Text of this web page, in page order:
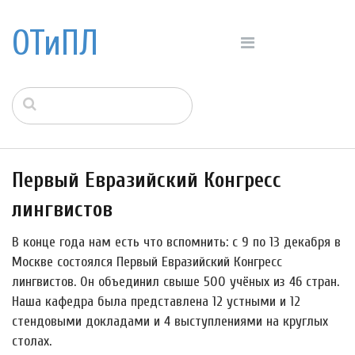
ОТиПЛ
Первый Евразийский Конгресс
лингвистов
В конце года нам есть что вспомнить: с 9 по 13 декабря в
Москве состоялся Первый Евразийский Конгресс
лингвистов. Он объединил свыше 500 учёных из 46 стран.
Наша кафедра была представлена 12 устными и 12
стендовыми докладами и 4 выступлениями на круглых
столах.